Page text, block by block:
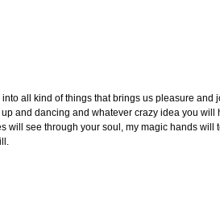
all kind of things that brings us pleasure and
and dancing and whatever crazy idea you will
will see through your soul, my magic hands will